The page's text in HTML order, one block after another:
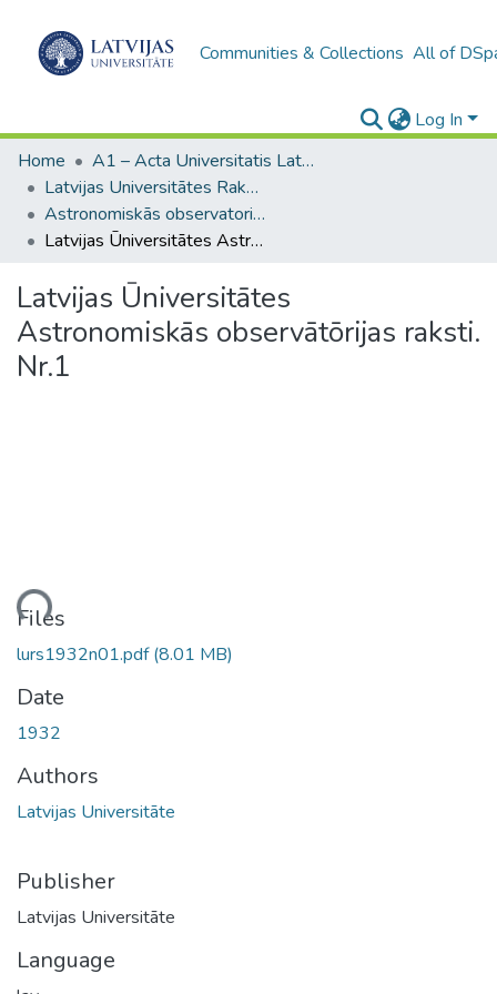
Communities & Collections All of
Log In
Home
A1 – Acta Universitatis Latviensis / Universitātes raksti / Scientific papers
Latvijas Universitātes Raksti (1923–1943)
Astronomiskās observatorijas raksti (1932-1940)
Latvijas Ūniversitātes Astronomiskās observātōrijas raksti. Nr.1
Latvijas Ūniversitātes
Astronomiskās observātōrijas raksti.
Nr.1
Files
lurs1932n01.pdf(8.01 MB)
Date
1932
Authors
Latvijas Universitāte
Publisher
Latvijas Universitāte
Language